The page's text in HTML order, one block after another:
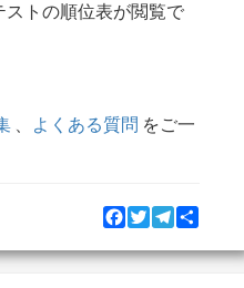
ストの順位表が閲覧で
よくある質問 をご一
Facebook
TwitterTelegram